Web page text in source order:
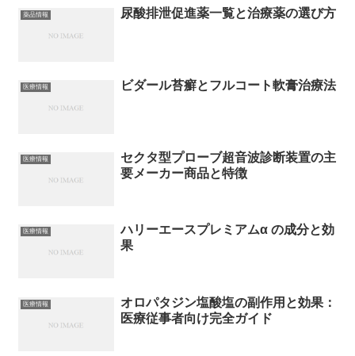
薬品情報 尿酸排泄促進薬一覧と治療薬の選び方
医療情報 ビダール苔癬とフルコート軟膏治療法
医療情報
セクタ型プローブ超音波診断装置の主
要メーカー商品と特徴
医療情報
ハリーエースプレミアムα の成分と効
果
医療情報
オロパタジン塩酸塩の副作用と効果：
医療従事者向け完全ガイド